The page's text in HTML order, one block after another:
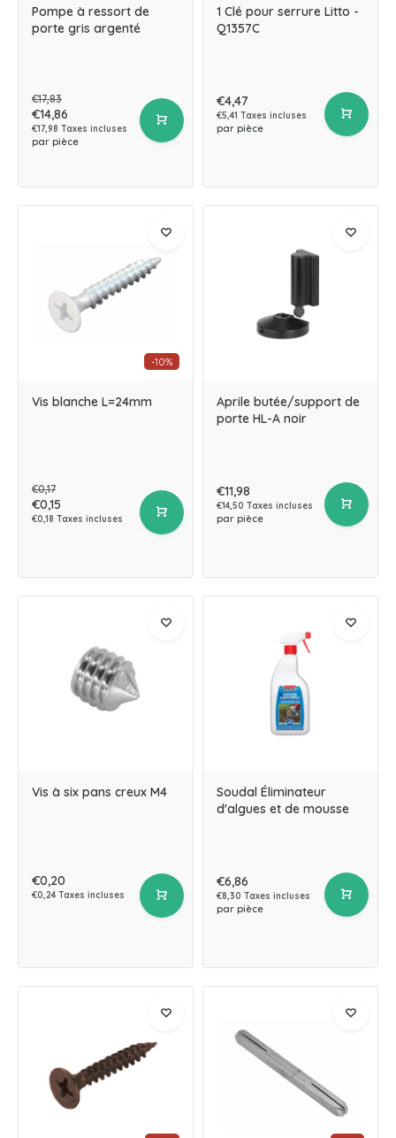
Pompe à ressort de
porte gris argenté
€17,83
€14,86
€17,98 Taxes incluses
par pièce
1 Clé pour serrure Litto -
Q1357C
€4,47
€5,41 Taxes incluses
par pièce
-10%
Vis blanche L=24mm
€0,17
€0,15
€0,18 Taxes incluses
Aprile butée/support de
porte HL-A noir
€11,98
€14,50 Taxes incluses
par pièce
Vis à six pans creux M4
€0,20
€0,24 Taxes incluses
Soudal Éliminateur
d'algues et de mousse
€6,86
€8,30 Taxes incluses
par pièce